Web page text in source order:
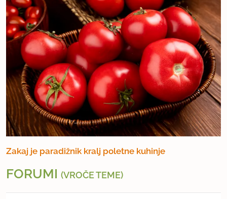
Zakaj je paradižnik kralj poletne kuhinje
FORUMI (VROČE TEME)